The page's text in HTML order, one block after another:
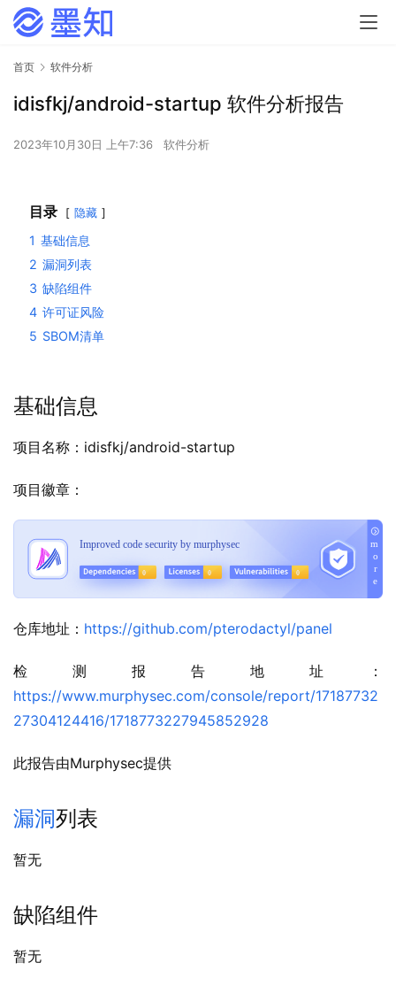
首页 软件分析
idisfkj/android-startup 软件分析报告
2023年10月30日 上午7:36 软件分析
目录 隐藏
1 基础信息
2 漏洞列表
3 缺陷组件
4 许可证风险
5 SBOM清单
基础信息
项目名称：idisfkj/android-startup
项目徽章：
仓库地址： https://github.com/pterodactyl/panel
检测报告地址：
https://www.murphysec.com/console/report/17187732
27304124416/1718773227945852928
此报告由Murphysec提供
漏洞列表
暂无
缺陷组件
暂无